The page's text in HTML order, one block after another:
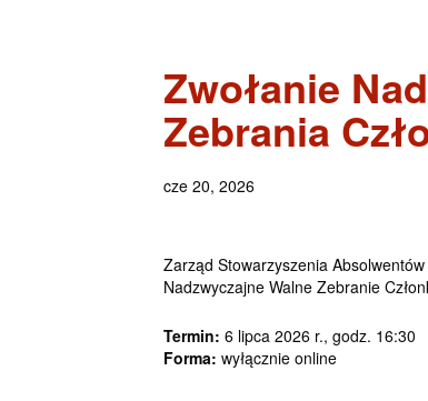
Zwołanie
Zebrania
cze 20, 2026
Zarząd Stowarzyszenia
Nadzwyczajne Walne Zebranie
Termin: 6 lipca 2026 r., godz. 16:30
Forma: wyłącznie online